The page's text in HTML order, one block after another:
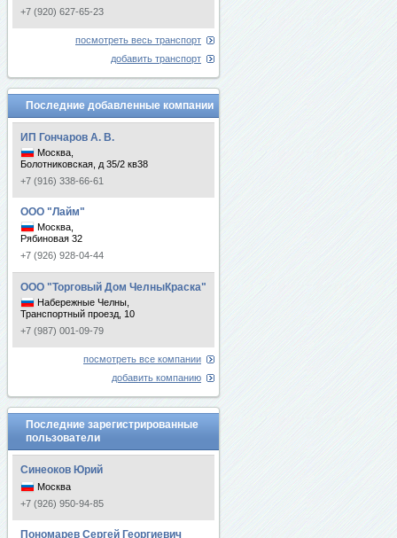
+7 (920) 627-65-23
посмотреть весь транспорт
добавить транспорт
Последние добавленные компании
ИП Гончаров А. В.
Москва,
Болотниковская, д 35/2 кв38
+7 (916) 338-66-61
ООО "Лайм"
Москва,
Рябиновая 32
+7 (926) 928-04-44
ООО "Торговый Дом ЧелныКраска"
Набережные Челны,
Транспортный проезд, 10
+7 (987) 001-09-79
посмотреть все компании
добавить компанию
Последние зарегистрированные
пользователи
Синеоков Юрий
Москва
+7 (926) 950-94-85
Пономарев Сергей Георгиевич